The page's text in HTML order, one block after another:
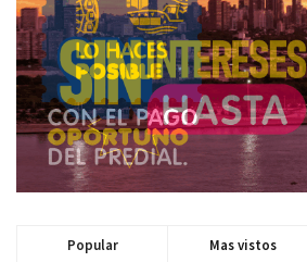
Popular Mas vistos